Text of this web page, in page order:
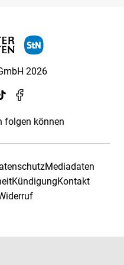
2026
folgen können
Mediadaten
KündigungKontakt